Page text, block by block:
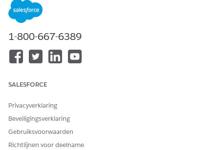
VEREISTE EDITIONS
Beschikbaar in: Lightning Experience
Beschikbaar in:
Enterprise
Edition met uitbreiding AI IT Compliance.
Gebruik de kaart Proactieve assistentie voor een record Risico
U kunt een samenvatting opnieuw genereren wanneer kritieke
details veranderen.
Risicosamenvatting: Wordt doorgaans gebruikt wanneer u
positie van een risico, inclusief de toegewezen controles
1-800-667-6389
SALESFORCE
Privacyverklaring
Beveiligingsverklaring
Gebruiksvoorwaarden
Richtlijnen voor deelname